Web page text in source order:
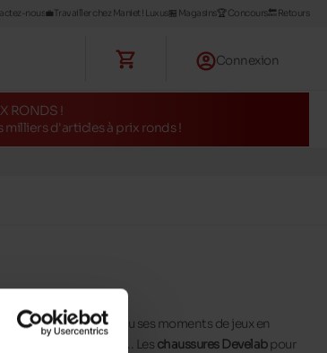
nous💼Travailler chez Maniet ! Luxus🏪 Magasins🏆 Concours🔙 Retours
Connexion
RONDS !
milliers d'articles à prix ronds !
journées d'école ou ses moments de jeux en
bottines, sandales, ... Les chaussures Develabpour